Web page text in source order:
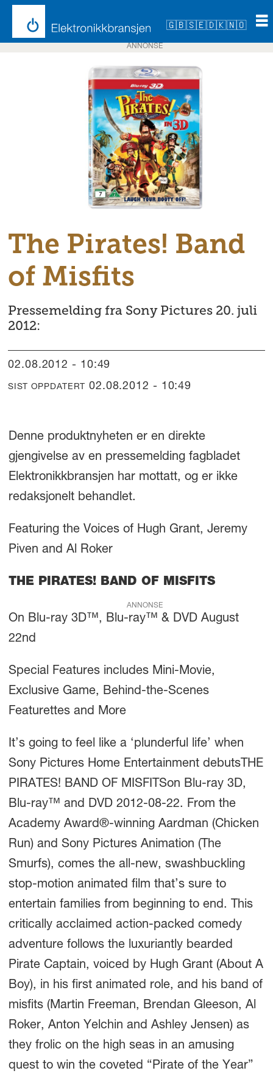
🇬🇧🇸🇪🇩🇰🇳🇴
ANNONSE
The Pirates! Band
of Misfits
Pressemelding fra Sony Pictures 20. juli
2012:
02.08.2012 - 10:49
SIST OPPDATERT 02.08.2012 - 10:49
Denne produktnyheten er en direkte
gjengivelse av en pressemelding fagbladet
Elektronikkbransjen har mottatt, og er ikke
redaksjonelt behandlet.
Featuring the Voices of Hugh Grant, Jeremy
Piven and Al Roker
THE PIRATES! BAND OF MISFITS
ANNONSE
On Blu-ray 3D™, Blu-ray™ & DVD August
22nd
Special Features includes Mini-Movie,
Exclusive Game, Behind-the-Scenes
Featurettes and More
It’s going to feel like a ‘plunderful life’ when
Sony Pictures Home Entertainment debutsTHE
PIRATES! BAND OF MISFITSon Blu-ray 3D,
Blu-ray™ and DVD 2012-08-22. From the
Academy Award®-winning Aardman (Chicken
Run) and Sony Pictures Animation (The
Smurfs), comes the all-new, swashbuckling
stop-motion animated film that’s sure to
entertain families from beginning to end. This
critically acclaimed action-packed comedy
adventure follows the luxuriantly bearded
Pirate Captain, voiced by Hugh Grant (About A
Boy), in his first animated role, and his band of
misfits (Martin Freeman, Brendan Gleeson, Al
Roker, Anton Yelchin and Ashley Jensen) as
they frolic on the high seas in an amusing
quest to win the coveted “Pirate of the Year”